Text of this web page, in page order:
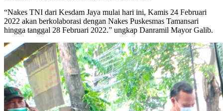
“Nakes TNI dari Kesdam Jaya mulai hari ini, Kamis 24 Februari
2022 akan berkolaborasi dengan Nakes Puskesmas Tamansari
hingga tanggal 28 Februari 2022.” ungkap Danramil Mayor Galib.